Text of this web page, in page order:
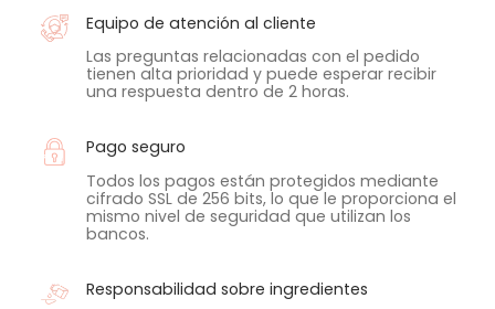
Equipo de atención al cliente
Las preguntas relacionadas con el pedido
tienen alta prioridad y puede esperar recibir
una respuesta dentro de 2 horas.
Pago seguro
Todos los pagos están protegidos mediante
cifrado SSL de 256 bits, lo que le proporciona el
mismo nivel de seguridad que utilizan los
bancos.
Responsabilidad sobre ingredientes